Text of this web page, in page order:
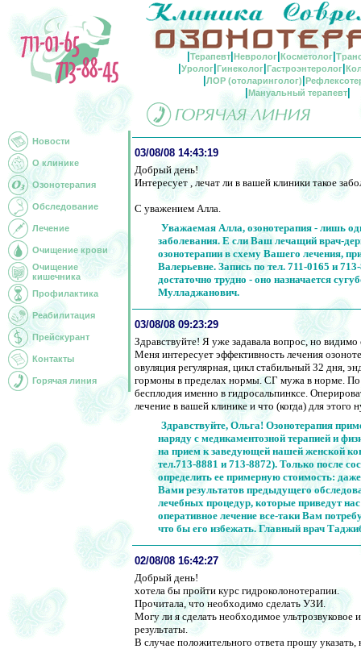
Терапевт| Невролог| Косметолог|
Уролог| Гинеколог| Гастроэнтеролог|
ЛОР (отоларинголог)
Мануальный терапевт
Новости
О клинике
Озонотерапия
Обследование
Лечение
Очищение крови
Очищение
кишечника
Профилактика
Реабилитация
Прейскурант
Контакты
Горячая линия
03/08/08 14:43:19
Добрый день!
Интересует , лечат ли в вашей клиники такое
С уважением Алла.
Уважаемая Алла, озонотерапия - лишь
заболевания. Е сли Ваш лечащий врач-
озонотерапии в схему Вашего лечения,
Валерьевне. Запись по тел. 711-0165 и
достаточно трудно - оно назначается
Мулладжанович.
03/08/08 09:23:29
Здравствуйте! Я уже задавала вопрос, но
Меня интересует эффективность лечения
овуляция регулярная, цикл стабильный 32 дня,
гормоны в пределах нормы. СГ мужа в норме. По
бесплодия именно в гидросальпинксе.
лечение в вашей клинике и что (когда) для
Здравствуйте, Ольга! Озонотерапия
наряду с медикаментозной терапией и
на прием к заведующей нашей женской
тел.713-8881 и 713-8872). Только после
определить ее примерную стоимость:
Вами результатов предыдущего
лечебных процедур, которые приведут
оперативное лечение все-таки Вам
что бы его избежать. Главный врач
02/08/08 16:42:27
Добрый день!
хотела бы пройти курс гидроколонотерапии.
Прочитала, что необходимо сделать УЗИ.
Могу ли я сделать необходимое ультрозвуковое
результаты.
В случае положительного ответа прошу